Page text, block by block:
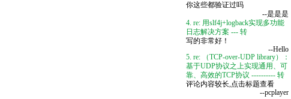
你这些都验证过吗
--是是是
4. re: 用slf4j+logback实现多功能
日志解决方案 --- 转
写的非常好！
--Hello
5. re: （TCP-over-UDP library）：
基于UDP协议之上实现通用、可
靠、高效的TCP协议 ---------- 转
评论内容较长,点击标题查看
--pcplayer